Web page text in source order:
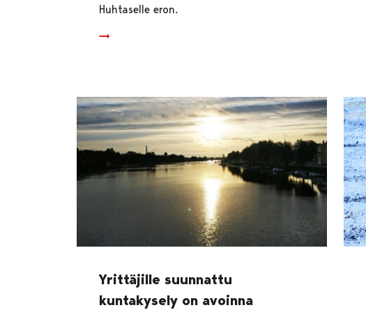
Huhtaselle eron.
Yrittäjille suunnattu
kuntakysely on avoinna